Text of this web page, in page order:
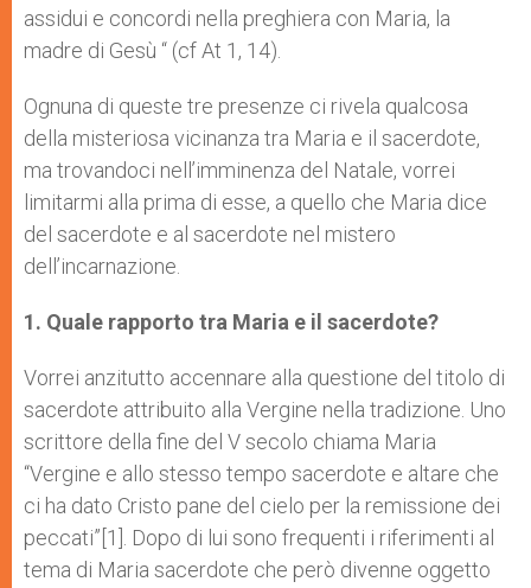
assidui e concordi nella preghiera con Maria, la
madre di Gesù “ (cf At 1, 14).
Ognuna di queste tre presenze ci rivela qualcosa
della misteriosa vicinanza tra Maria e il sacerdote,
ma trovandoci nell’imminenza del Natale, vorrei
limitarmi alla prima di esse, a quello che Maria dice
del sacerdote e al sacerdote nel mistero
dell’incarnazione.
1. Quale rapporto tra Maria e il sacerdote?
Vorrei anzitutto accennare alla questione del titolo di
sacerdote attribuito alla Vergine nella tradizione. Uno
scrittore della fine del V secolo chiama Maria
“Vergine e allo stesso tempo sacerdote e altare che
ci ha dato Cristo pane del cielo per la remissione dei
peccati”[1]. Dopo di lui sono frequenti i riferimenti al
tema di Maria sacerdote che però divenne oggetto